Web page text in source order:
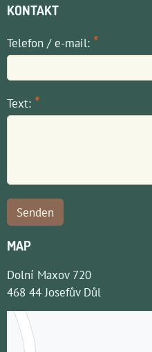
KONTAKT
Telefon / e-mail: *
Text: *
Senden
MAP
Dolní Maxov 720
468 44 Josefův Důl